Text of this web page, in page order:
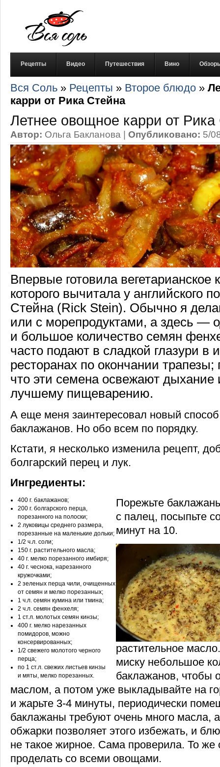
Рецепты Видео Путешествия Вино
Вся Соль » Рецепты » Второе блюдо »
карри от Рика Стейна
Летнее овощное карри от Рика
Автор: Ольга Бакланова | Опубликовано: 5/
Впервые готовила вегетарианское
которого вычитала у английского
Стейна (Rick Stein). Обычно я
или с морепродуктами, а здесь —
и большое количество семян
часто подают в сладкой глазури в
ресторанах по окончании трапезы;
что эти семена освежают дыхание
лучшему пищеварению.
А еще меня заинтересовал новый
баклажанов. Но обо всем по порядку.
Кстати, я несколько изменила рецепт,
болгарский перец и лук.
Ингредиенты:
400 г. баклажанов;
200 г. болгарского перца,
порезанного на полоски;
2 луковицы среднего размера,
порезанные на маленькие дольки;
1/2 ч.л. соли;
150 г. растительного масла;
40 г. мелко порезанного имбиря;
40 г. чеснока, нарезанного
кружочками;
2 зеленых перца чили, очищенных
от семян и мелко порезанных;
1 ч.л. семян кумина или тмина;
2 ч.л. семян фенхеля;
1 ст.л. молотых семян кинзы;
400 г. мелко нарезанных
помидоров, можно
консервированных;
1/2 свежего молотого черного
перца;
по 1 ст.л. свежих листьев кинзы
и мяты, мелко порезанных.
Порежьте
с палец, посыпьте
минут на 10.
растительное
миску небольшое
баклажанов, чтобы
маслом, а потом уже выкладывайте на
и жарьте 3-4 минуты, периодически
баклажаны требуют очень много масла,
обжарки позволяет этого избежать, и
не такое жирное. Сама проверила. То же
проделать со всеми овощами.